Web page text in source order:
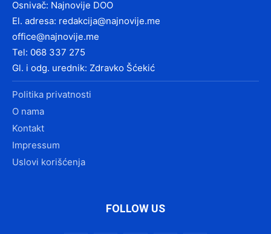
Osnivač: Najnovije DOO
El. adresa: redakcija@najnovije.me
office@najnovije.me
Tel: 068 337 275
Gl. i odg. urednik: Zdravko Šćekić
Politika privatnosti
O nama
Kontakt
Impressum
Uslovi korišćenja
FOLLOW US